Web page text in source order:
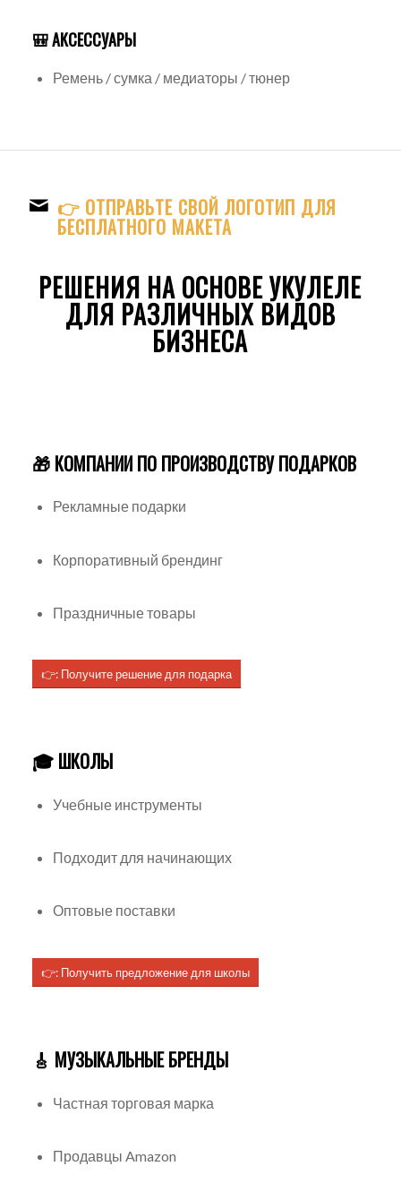
🎒 АКСЕССУАРЫ
Ремень / сумка / медиаторы / тюнер
👉 ОТПРАВЬТЕ СВОЙ ЛОГОТИП ДЛЯ
БЕСПЛАТНОГО МАКЕТА
РЕШЕНИЯ НА ОСНОВЕ УКУЛЕЛЕ
ДЛЯ РАЗЛИЧНЫХ ВИДОВ
БИЗНЕСА
🎁 КОМПАНИИ ПО ПРОИЗВОДСТВУ ПОДАРКОВ
Рекламные подарки
Корпоративный брендинг
Праздничные товары
👉: Получите решение для подарка
🎓 ШКОЛЫ
Учебные инструменты
Подходит для начинающих
Оптовые поставки
👉: Получить предложение для школы
🎸 МУЗЫКАЛЬНЫЕ БРЕНДЫ
Частная торговая марка
Продавцы Amazon